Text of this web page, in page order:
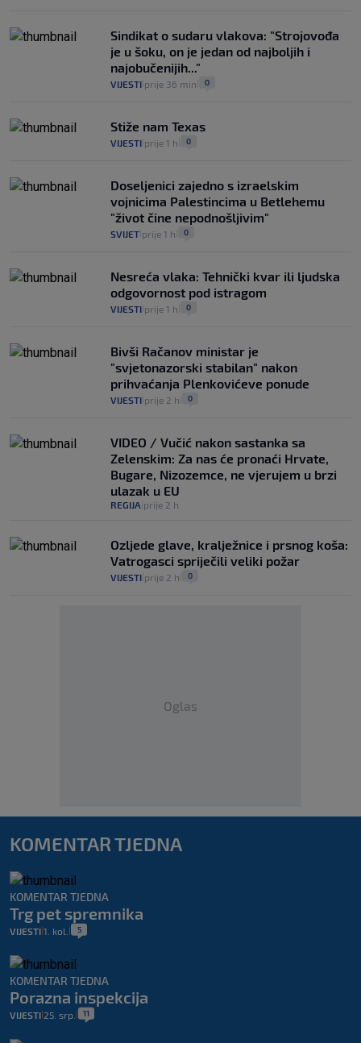
Sindikat o sudaru vlakova: "Strojovođa
je u šoku, on je jedan od najboljih i
najobučenijih..."
VIJESTI prije 36 min 0
Stiže nam Texas
VIJESTI prije 1 h 0
Doseljenici zajedno s izraelskim
vojnicima Palestincima u Betlehemu
"život čine nepodnošljivim"
SVIJET prije 1 h 0
Nesreća vlaka: Tehnički kvar ili ljudska
odgovornost pod istragom
VIJESTI prije 1 h 0
Bivši Račanov ministar je
"svjetonazorski stabilan" nakon
prihvaćanja Plenkovićeve ponude
VIJESTI prije 2 h 0
VIDEO / Vučić nakon sastanka sa
Zelenskim: Za nas će pronaći Hrvate,
Bugare, Nizozemce, ne vjerujem u brzi
ulazak u EU
REGIJA prije 2 h
Ozljede glave, kralježnice i prsnog koša:
Vatrogasci spriječili veliki požar
VIJESTI prije 2 h 0
Oglas
KOMENTAR TJEDNA
KOMENTAR TJEDNA
Trg pet spremnika
VIJESTI 1. kol. 5
KOMENTAR TJEDNA
Porazna inspekcija
VIJESTI 25. srp. 11